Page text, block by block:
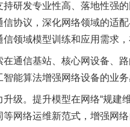
发专业性高、落地性强的
协议，深化网络领域的适
领域模型训练和应用需求
信基站、核心网设备、路
能算法增强网络设备的业
。提升模型在网络“规建
网络运维新范式，增强网